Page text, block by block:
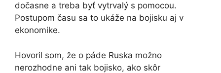
dočasne a treba byť vytrvalý s pomocou.
Postupom času sa to ukáže na bojisku aj v
ekonomike.
Hovoril som, že o páde Ruska možno
nerozhodne ani tak bojisko, ako skôr